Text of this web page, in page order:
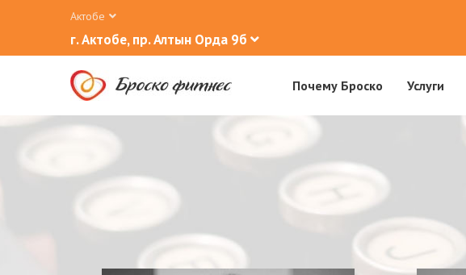
Актобе
г. Актобе, пр. Алтын Орда 9б
Почему Броско Услуги